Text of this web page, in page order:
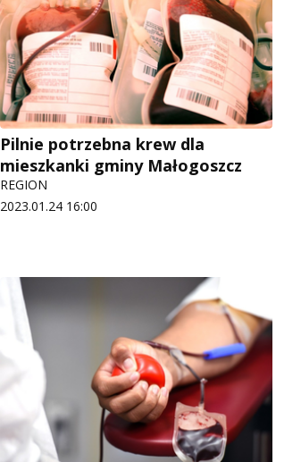
Pilnie potrzebna krew dla
mieszkanki gminy Małogoszcz
REGION
2023.01.24 16:00